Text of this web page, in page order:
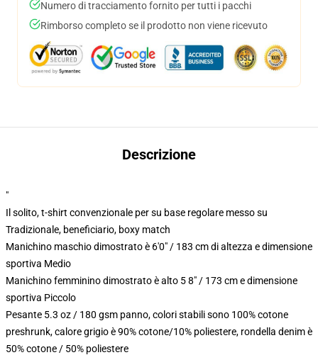
Numero di tracciamento fornito per tutti i pacchi
Rimborso completo se il prodotto non viene ricevuto
Descrizione
"
Il solito, t-shirt convenzionale per su base regolare messo su
Tradizionale, beneficiario, boxy match
Manichino maschio dimostrato è 6'0" / 183 cm di altezza e dimensione
sportiva Medio
Manichino femminino dimostrato è alto 5 8" / 173 cm e dimensione
sportiva Piccolo
Pesante 5.3 oz / 180 gsm panno, colori stabili sono 100% cotone
preshrunk, calore grigio è 90% cotone/10% poliestere, rondella denim è
50% cotone / 50% poliestere